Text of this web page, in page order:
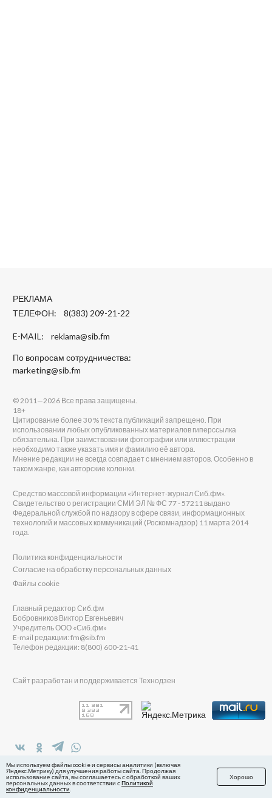
РЕКЛАМА
ТЕЛЕФОН: 8(383) 209-21-22
E-MAIL: reklama@sib.fm
По вопросам сотрудничества:
marketing@sib.fm
в Яндекс.Дзен
© 2011—2026 Все права защищены.
18+
Цитирование более 30 % текста публикаций запрещено. При
использовании любых опубликованных материалов гиперссылка
обязательна. При заимствовании фотографии или иллюстрации
необходимо также указать имя и фамилию её автора.
Мнение редакции не всегда совпадает с мнением авторов. Особенно в
таком жанре, как авторские колонки.
Средство массовой информации «Интернет-журнал Сиб.фм».
Свидетельство о регистрации СМИ ЭЛ № ФС 77 - 57211 выдано
Федеральной службой по надзору в сфере связи, информационных
технологий и массовых коммуникаций (Роскомнадзор) 11 марта 2014
года.
Политика конфиденциальности
Согласие на обработку персональных данных
Файлы cookie
Главный редактор Сиб.фм
Бобровников Виктор Евгеньевич
Учредитель ООО «Сиб.фм»
E-mail редакции: fm@sib.fm
Телефон редакции: 8(800) 600-21-41
Сайт разработан и поддерживается Технодзен
Мы используем файлы cookie и сервисы аналитики (включая
Яндекс.Метрику) для улучшения работы сайта. Продолжая
использование сайта, вы соглашаетесь с обработкой ваших
персональных данных в соответствии сПолитикой
конфиденциальности
Хорошо